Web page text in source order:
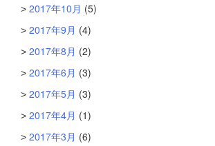
2017年10月 (5)
2017年9月 (4)
2017年8月 (2)
2017年6月 (3)
2017年5月 (3)
2017年4月 (1)
2017年3月 (6)